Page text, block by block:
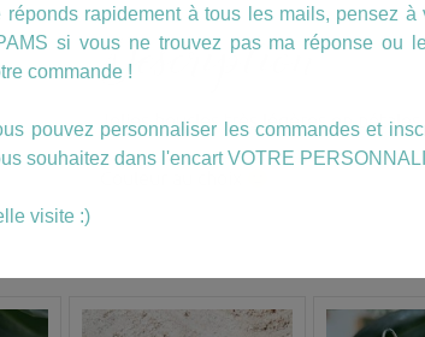
de
CUIR
(14)
Description
Jolies boucles très légères en pétales
réponds rapidement à tous les mails, pensez à
si vous ne trouvez pas ma réponse ou
commande !
pouvez personnaliser les commandes et
souhaitez dans l'encart VOTRE
visite :)